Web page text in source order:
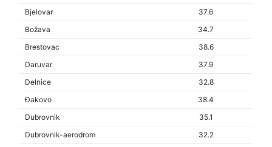
Bjelovar
37.6
Božava
34.7
Brestovac
38.6
Daruvar
37.9
Delnice
32.8
Đakovo
38.4
Dubrovnik
35.1
Dubrovnik-aerodrom
32.2